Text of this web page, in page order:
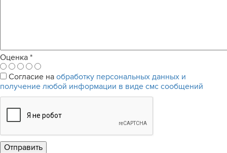
Оценка *
Согласие на обработку персональных данных и
получение любой информации в виде смс сообщений